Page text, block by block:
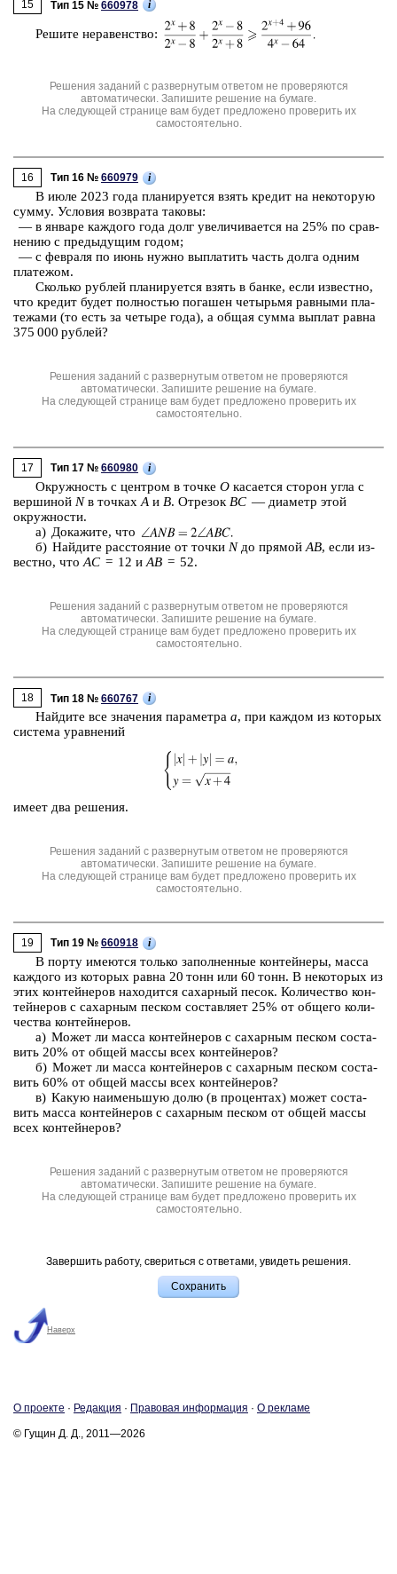
15 Тип 15 № 660978 i
Ре­ши­те не­ра­вен­ство:
Решения заданий с развернутым ответом не проверяются
автоматически. Запишите решение на бумаге.
На следующей странице вам будет предложено проверить их
самостоятельно.
16 Тип 16 № 660979 i
В июле 2023 года пла­ни­ру­ет­ся взять кре­дит на не­ко­то­рую
сумму. Усло­вия воз­вра­та та­ко­вы:
— в ян­ва­ре каж­до­го года долг уве­ли­чи­ва­ет­ся на 25% по срав­
не­нию с преды­ду­щим годом;
— с фев­ра­ля по июнь нужно вы­пла­тить часть долга одним
пла­те­жом.
Сколь­ко руб­лей пла­ни­ру­ет­ся взять в банке, если из­вест­но,
что кре­дит будет пол­но­стью по­га­шен че­тырь­мя рав­ны­ми пла­
те­жа­ми (то есть за че­ты­ре года), а общая сумма вы­плат равна
375 000 руб­лей?
Решения заданий с развернутым ответом не проверяются
автоматически. Запишите решение на бумаге.
На следующей странице вам будет предложено проверить их
самостоятельно.
17 Тип 17 № 660980 i
Окруж­ность с цен­тром в точке O ка­са­ет­ся сто­рон угла с
вер­ши­ной Nв точ­ках A и B. От­ре­зок BC — диа­метр этой
окруж­но­сти.
а) До­ка­жи­те, что
б) Най­ди­те рас­сто­я­ние от точки Nдо пря­мой AB, если из­
вест­но, что AC = ⁠12 и AB = ⁠52.
Решения заданий с развернутым ответом не проверяются
автоматически. Запишите решение на бумаге.
На следующей странице вам будет предложено проверить их
самостоятельно.
18 Тип 18 № 660767 i
Най­ди­те все зна­че­ния па­ра­мет­ра a, при каж­дом из ко­то­рых
си­сте­ма урав­не­ний
имеет два ре­ше­ния.
Решения заданий с развернутым ответом не проверяются
автоматически. Запишите решение на бумаге.
На следующей странице вам будет предложено проверить их
самостоятельно.
19 Тип 19 № 660918 i
В порту име­ют­ся толь­ко за­пол­нен­ные кон­тей­не­ры, масса
каж­до­го из ко­то­рых равна 20 тонн или 60 тонн. В не­ко­то­рых из
этих кон­тей­не­ров на­хо­дит­ся са­хар­ный песок. Ко­ли­че­ство кон­
тей­не­ров с са­хар­ным пес­ком со­став­ля­ет 25% от об­ще­го ко­ли­
че­ства кон­тей­не­ров.
а) Может ли масса кон­тей­не­ров с са­хар­ным пес­ком со­ста­
вить 20% от общей массы всех кон­тей­не­ров?
б) Может ли масса кон­тей­не­ров с са­хар­ным пес­ком со­ста­
вить 60% от общей массы всех кон­тей­не­ров?
в) Какую наи­мень­шую долю (в про­цен­тах) может со­ста­
вить масса кон­тей­не­ров с са­хар­ным пес­ком от общей массы
всех кон­тей­не­ров?
Решения заданий с развернутым ответом не проверяются
автоматически. Запишите решение на бумаге.
На следующей странице вам будет предложено проверить их
самостоятельно.
Завершить работу, свериться с ответами, увидеть решения.
Наверх
О про­ек­те · Ре­дак­ция · Пра­во­вая ин­фор­ма­ция · О ре­кла­ме
© Гущин Д. Д., 2011—2026